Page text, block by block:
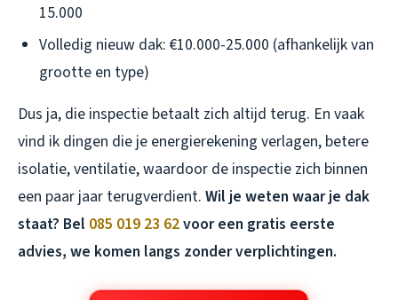
15.000
Volledig nieuw dak: €10.000-25.000 (afhankelijk van
grootte en type)
Dus ja, die inspectie betaalt zich altijd terug. En vaak
vind ik dingen die je energierekening verlagen, betere
isolatie, ventilatie, waardoor de inspectie zich binnen
een paar jaar terugverdient. Wil je weten waar je dak
staat? Bel 085 019 23 62voor een gratis eerste
advies, we komen langs zonder verplichtingen.